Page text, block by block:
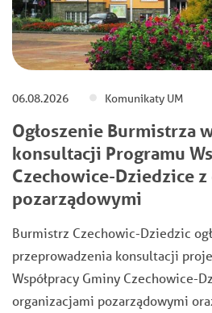
06.08.2026 Komunikaty UM
Ogłoszenie Burmistrza
konsultacji Programu
Czechowice-Dziedzice
pozarządowymi
Burmistrz Czechowic-Dziedzic
przeprowadzenia konsultacji
Współpracy Gminy Czechowice-
organizacjami pozarządowymi